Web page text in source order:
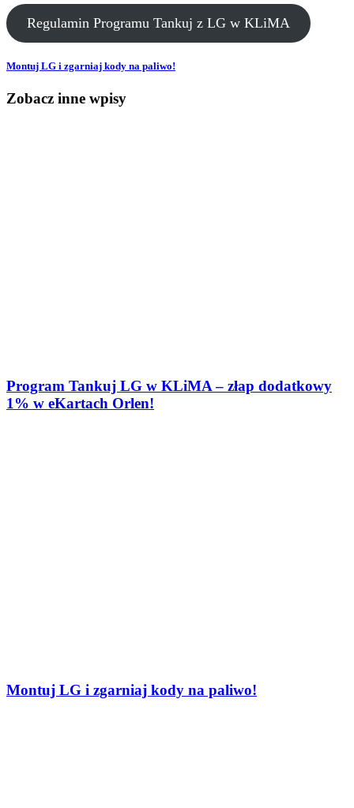
Regulamin Programu Tankuj z LG w KLiMA
Montuj LG i zgarniaj kody na paliwo!
Zobacz inne wpisy
Program Tankuj LG w KLiMA – złap dodatkowy
1% w eKartach Orlen!
Montuj LG i zgarniaj kody na paliwo!